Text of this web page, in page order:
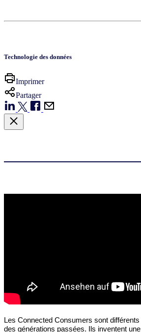
Technologie des données
Imprimer
Partager
Les Connected Consumers sont
des générations passées. Ils inventent